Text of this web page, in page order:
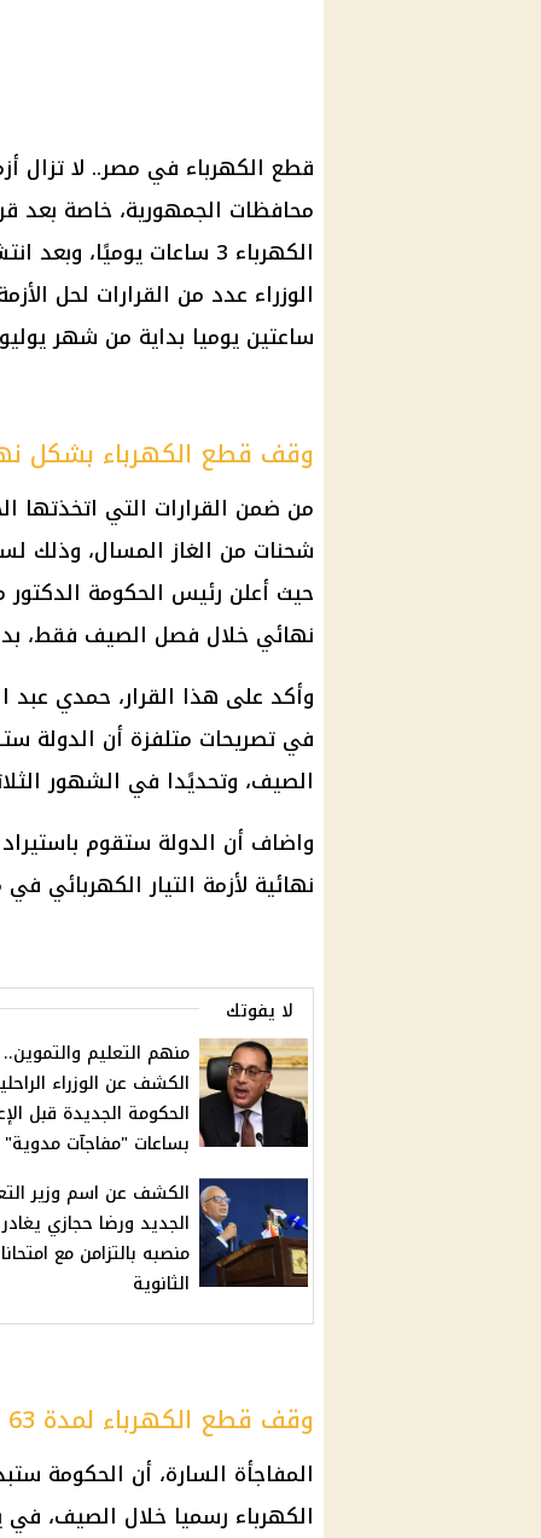
قطع الكهرباء في مصر.. لا تزال
محافظات الجمهورية، خاصة بعد
الكهرباء 3 ساعات
يوميًا، وبعد
الوزراء عدد من القرارات لحل
ساعتين يوميا بداية من شهر
وقف قطع الكهرباء بشكل
من ضمن القرارات التي اتخذتها
شحنات من الغاز المسال، وذلك
حيث أعلن رئيس الحكومة
نهائي خلال فصل الصيف فقط،
وأكد على هذا القرار، حمدي عبد
في تصريحات متلفزة أن الدولة
الصيف، وتحديًدا في الشهور
واضاف أن الدولة ستقوم
نهائية لأزمة التيار الكهربائي في
لا يفوتك
منهم التعليم والتموين..
الكشف عن الوزراء
الحكومة الجديدة قبل
بساعات "مفاجآت مدوية"
الكشف عن اسم وزير
الجديد ورضا حجازي يغادر
منصبه بالتزامن مع
الثانوية
وقف قطع الكهرباء لمدة 63 يوم
المفاجأة السارة، أن الحكومة
الكهرباء رسميا خلال الصيف، في يوم 21